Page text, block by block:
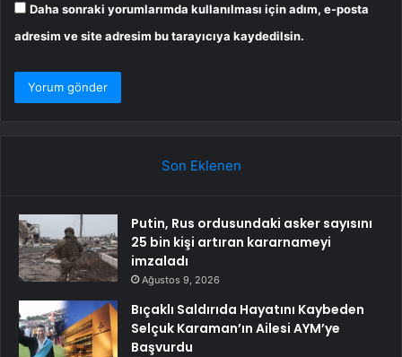
Daha sonraki yorumlarımda kullanılması için adım, e-posta
adresim ve site adresim bu tarayıcıya kaydedilsin.
Son Eklenen
Putin, Rus ordusundaki asker sayısını
25 bin kişi artıran kararnameyi
imzaladı
Ağustos 9, 2026
Bıçaklı Saldırıda Hayatını Kaybeden
Selçuk Karaman’ın Ailesi AYM’ye
Başvurdu